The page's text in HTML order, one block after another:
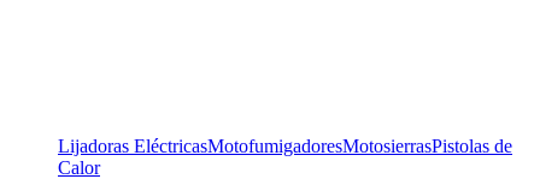
Lijadoras EléctricasMotofumigadoresMotosierrasPistolas de
Calor